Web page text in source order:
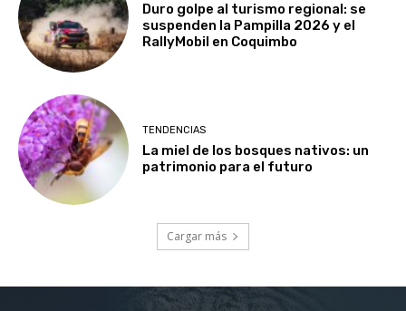
Duro golpe al turismo regional: se
suspenden la Pampilla 2026 y el
RallyMobil en Coquimbo
TENDENCIAS
La miel de los bosques nativos: un
patrimonio para el futuro
Cargar más